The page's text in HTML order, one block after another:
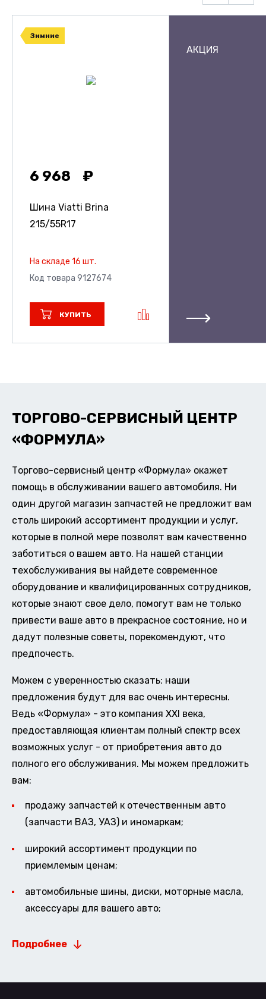
Зимние
6 968
Шина Viatti Brina
215/55R17
На складе 16 шт.
Код товара 9127674
КУПИТЬ
АКЦИЯ
ТОРГОВО-СЕРВИСНЫЙ ЦЕНТР
«ФОРМУЛА»
Торгово-сервисный центр «Формула» окажет
помощь в обслуживании вашего автомобиля. Ни
один другой магазин запчастей не предложит вам
столь широкий ассортимент продукции и услуг,
которые в полной мере позволят вам качественно
заботиться о вашем авто. На нашей станции
техобслуживания вы найдете современное
оборудование и квалифицированных сотрудников,
которые знают свое дело, помогут вам не только
привести ваше авто в прекрасное состояние, но и
дадут полезные советы, порекомендуют, что
предпочесть.
Можем с уверенностью сказать: наши
предложения будут для вас очень интересны.
Ведь «Формула» - это компания XXI века,
предоставляющая клиентам полный спектр всех
возможных услуг - от приобретения авто до
полного его обслуживания. Мы можем предложить
вам:
продажу запчастей к отечественным авто
(запчасти ВАЗ, УАЗ) и иномаркам;
широкий ассортимент продукции по
приемлемым ценам;
автомобильные шины, диски, моторные масла,
аксессуары для вашего авто;
Подробнее